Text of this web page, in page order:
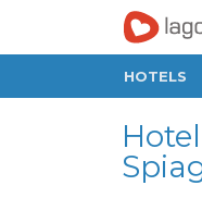
HOTELS